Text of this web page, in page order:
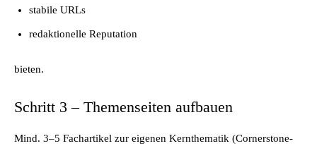
stabile URLs
redaktionelle Reputation
bieten.
Schritt 3 – Themenseiten aufbauen
Mind. 3–5 Fachartikel zur eigenen Kernthematik (Cornerstone-